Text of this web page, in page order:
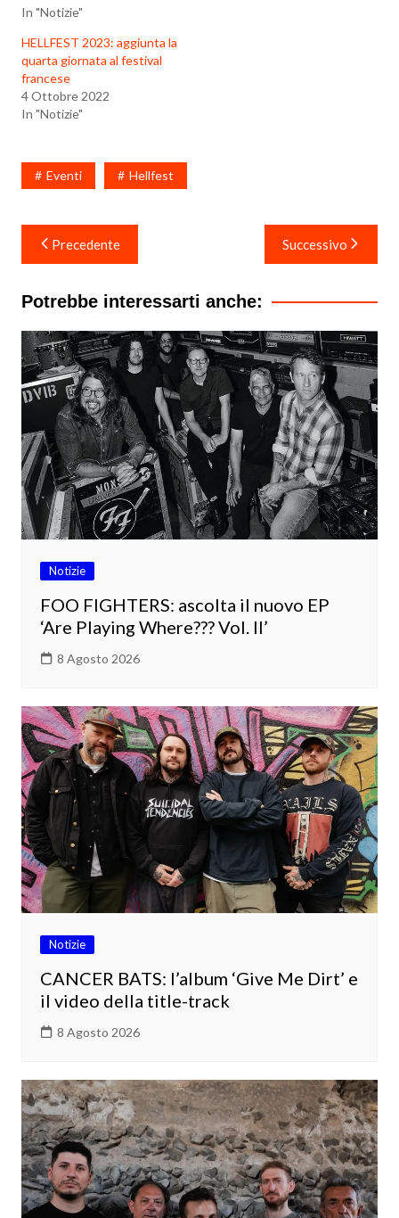
In "Notizie"
HELLFEST 2023: aggiunta la
quarta giornata al festival
francese
4 Ottobre 2022
In "Notizie"
Eventi Hellfest
Navigazione
articoli
Precedente Successivo
Potrebbe interessarti anche:
Notizie
FOO FIGHTERS: ascolta il nuovo EP
‘Are Playing Where??? Vol. II’
8 Agosto 2026
Notizie
CANCER BATS: l’album ‘Give Me Dirt’ e
il video della title-track
8 Agosto 2026